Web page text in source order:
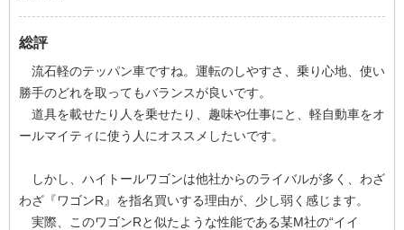
総評
流石軽のテッパン車ですね。運転のしやすさ、乗り心地、使い
勝手のどれを取ってもバランスが良いです。
道具を載せたり人を乗せたり、趣味や仕事にと、軽自動車をオ
ールマイティに使う人にオススメしたいです。
しかし、ハイトールワゴンは他社からのライバルが多く、わざ
わざ『ワゴンR』を指名買いする理由が、少し弱く感じます。
実際、このワゴンRと似たような性能である某M社の“イイ